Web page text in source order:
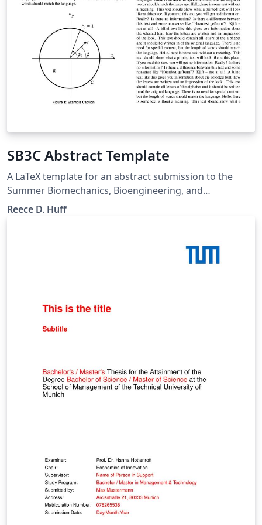
SB3C Abstract Template
A LaTeX template for an abstract submission to the
Summer Biomechanics, Bioengineering, and
Biotransport Conference. This template is adapted
https://ctan.org/pkg/asmeconf for details about the
Reece D. Huff